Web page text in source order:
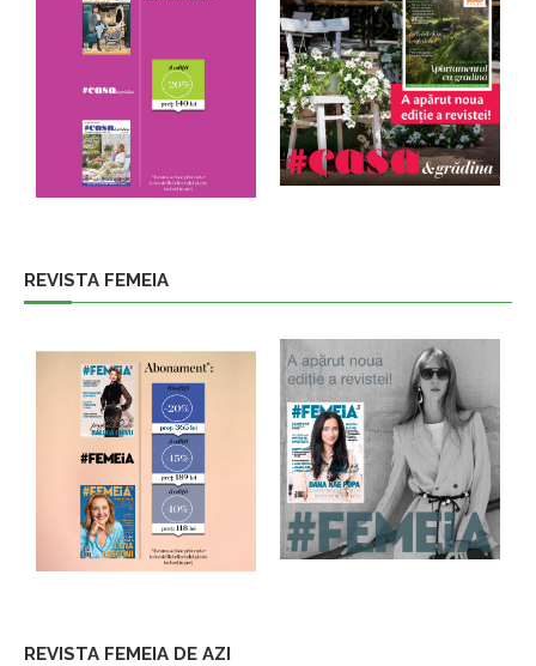
REVISTA FEMEIA
REVISTA FEMEIA DE AZI